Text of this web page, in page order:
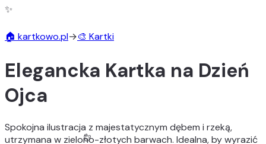
✨
🎨
🏠 kartkowo.pl→🎨 Kartki
Elegancka Kartka na Dzień
Ojca
Spokojna ilustracja z majestatycznym dębem i rzeką,
utrzymana w zielono-złotych barwach. Idealna, by wyrazić